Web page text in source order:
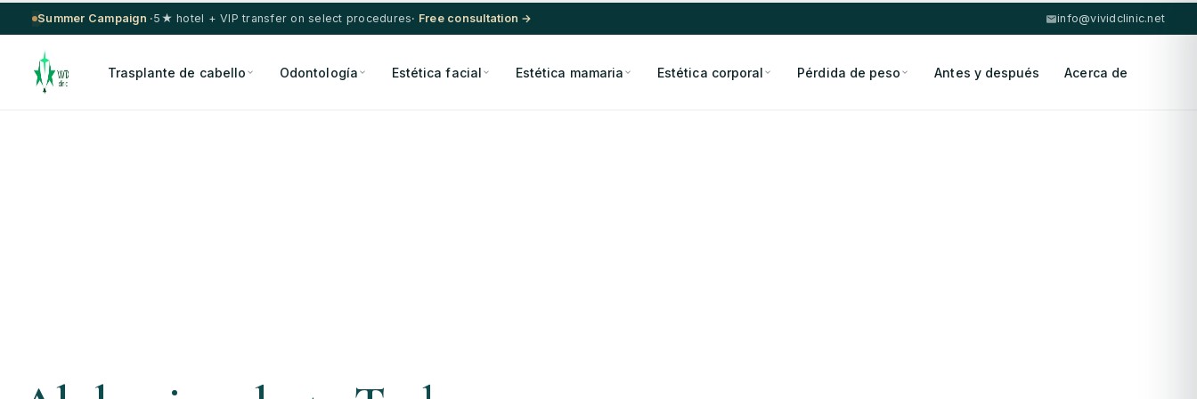
Summer Campaign ·5★ hotel + VIP transfer on select procedures· Free consultation → info@vividclinic.net
Trasplante de cabello Odontología Estética facial Estética mamaria Estética corporal Pérdida de peso Antes y después Acerca de